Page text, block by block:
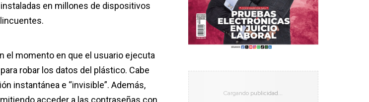
en millones de dispositivos
el momento en que el usuario ejecuta
robar los datos del plástico. Cabe
instantánea e “invisible”. Además,